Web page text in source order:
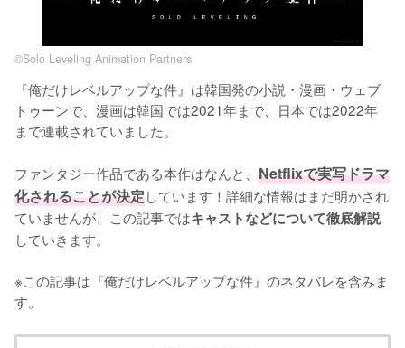
©︎Solo Leveling Animation Partners
『俺だけレベルアップな件』は韓国発の小説・漫画・ウェブ
トゥーンで、漫画は韓国では2021年まで、日本では2022年
まで連載されていました。
ファンタジー作品である本作はなんと、 Netflixで実写ドラマ
化されることが決定しています！詳細な情報はまだ明かされ
ていませんが、この記事ではキャストなどについて徹底解説
していきます。
※この記事は『俺だけレベルアップな件』のネタバレを含みま
す。